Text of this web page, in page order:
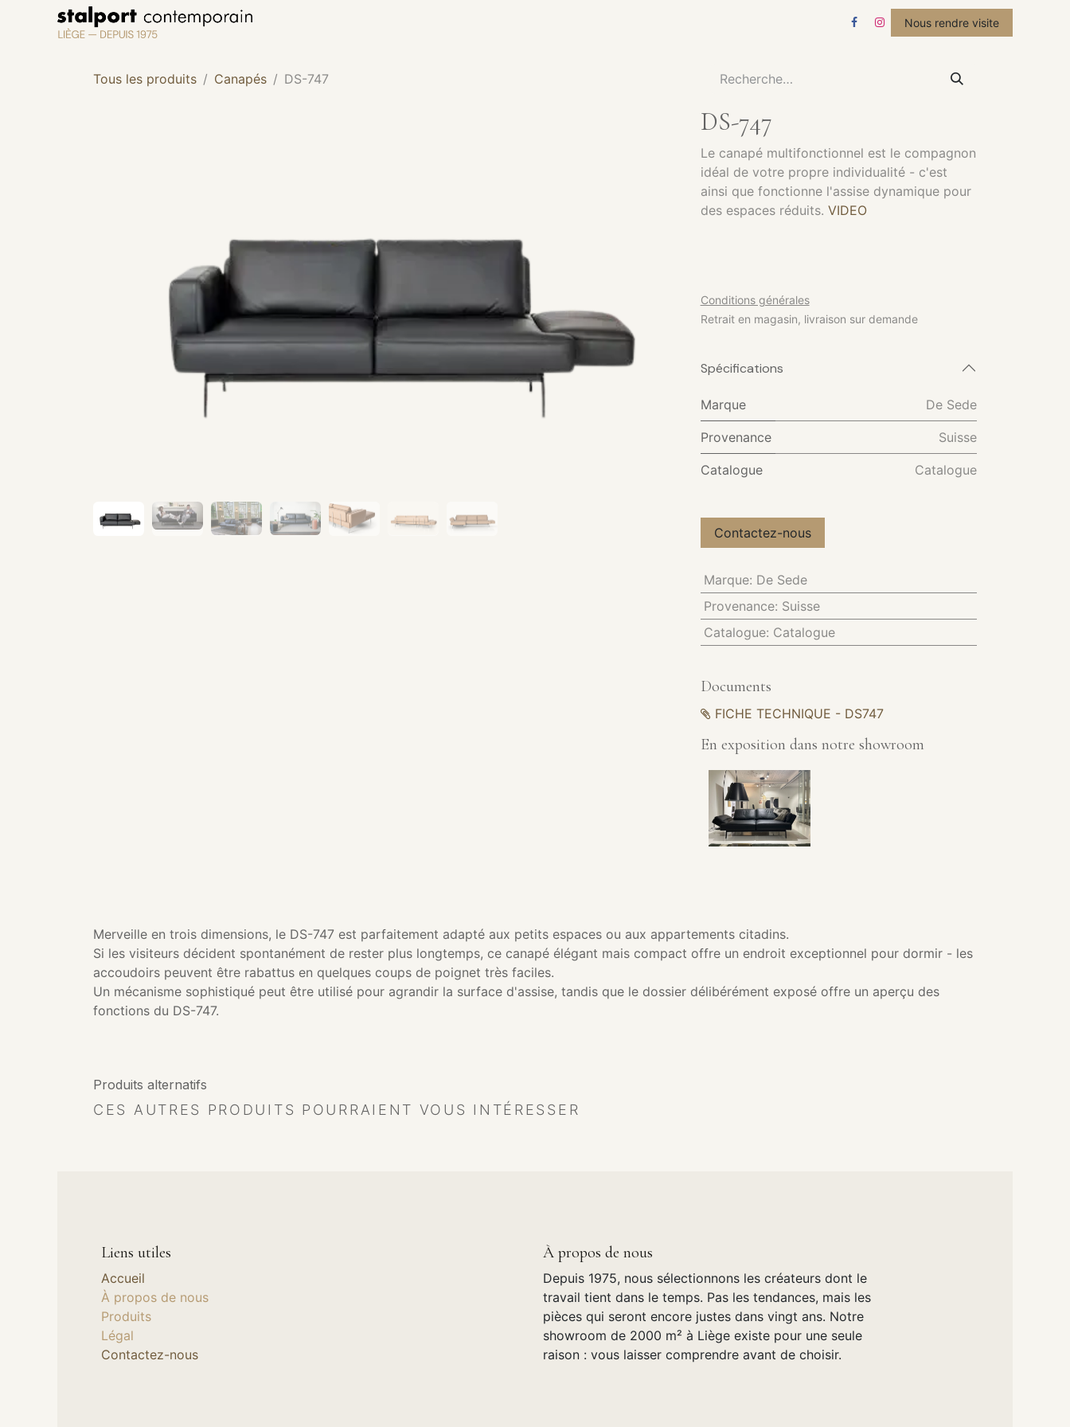
Se rendre au contenu
Nous rendre visite
Tous les produits Canapés DS-747
DS-747
Le canapé multifonctionnel est le compagnon
idéal de votre propre individualité - c'est
ainsi que fonctionne l'assise dynamique pour
des espaces réduits. VIDEO
Conditions générales
Retrait en magasin, livraison sur demande
Spécifications
Marque De Sede
Provenance Suisse
Catalogue Catalogue
Contactez-nous
Marque: De Sede
Provenance: Suisse
Catalogue: Catalogue
Documents
FICHE TECHNIQUE - DS747
En exposition dans notre showroom
Merveille en trois dimensions, le DS-747 est parfaitement adapté aux petits espaces ou aux appartements citadins.
Si les visiteurs décident spontanément de rester plus longtemps, ce canapé élégant mais compact offre un endroit exceptionnel pour dormir - les
accoudoirs peuvent être rabattus en quelques coups de poignet très faciles.
Un mécanisme sophistiqué peut être utilisé pour agrandir la surface d'assise, tandis que le dossier délibérément exposé offre un aperçu des
fonctions du DS-747.
Produits alternatifs
CES AUTRES PRODUITS POURRAIENT VOUS INTÉRESSER
Liens utiles
Accueil
À propos de nous
Produits
Légal
Contactez-nous
À propos de nous
Depuis 1975, nous sélectionnons les créateurs dont le
travail tient dans le temps. Pas les tendances, mais les
pièces qui seront encore justes dans vingt ans. Notre
showroom de 2000 m² à Liège existe pour une seule
raison : vous laisser comprendre avant de choisir.